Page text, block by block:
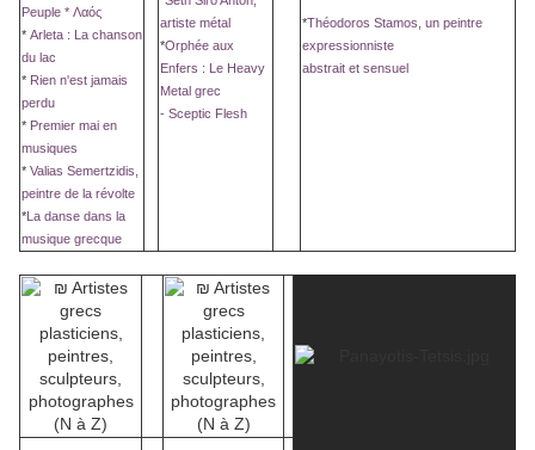
Peuple * Λαός
* Arleta : La chanson
du lac
* Rien n'est jamais
perdu
* Premier mai en
musiques
* Valias Semertzidis,
peintre de la révolte
*La danse dans la
musique grecque
artiste métal
*Orphée aux
Enfers : Le Heavy
Metal grec
- Sceptic Flesh
*Théodoros Stamos, un peintre
expressionniste
abstrait et sensuel